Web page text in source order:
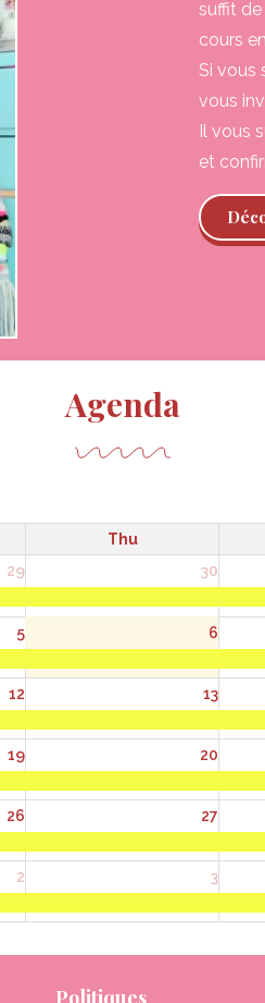
suffit
cours
Si vous
vous
Il vous
et
Agenda
Thu
29 30
5 6
12 13
19 20
26 27
2 3
Politiques